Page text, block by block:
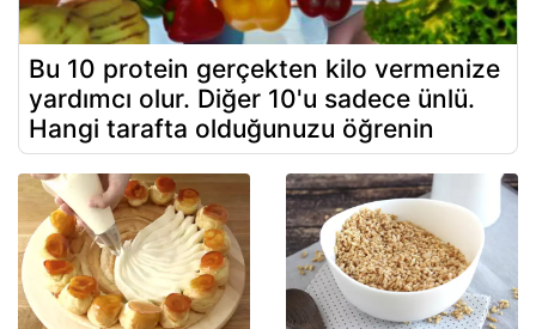
Bu 10 protein gerçekten kilo vermenize
yardımcı olur. Diğer 10'u sadece ünlü.
Hangi tarafta olduğunuzu öğrenin